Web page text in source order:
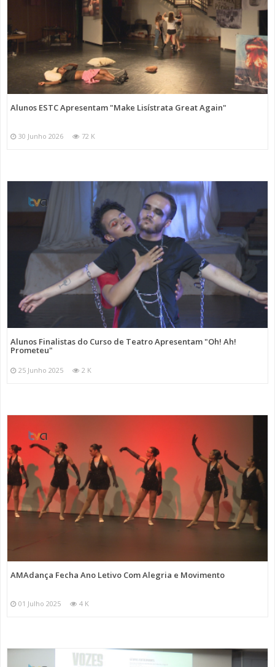
Alunos ESTC Apresentam "Make Lisístrata Great Again"
30 Junho 2026 72 K
Alunos Finalistas do Curso de Teatro Apresentam "Oh! Ah!
Prometeu"
25 Junho 2025 2 K
AMAdança Fecha Ano Letivo Com Alegria e Movimento
01 Julho 2025 4 K